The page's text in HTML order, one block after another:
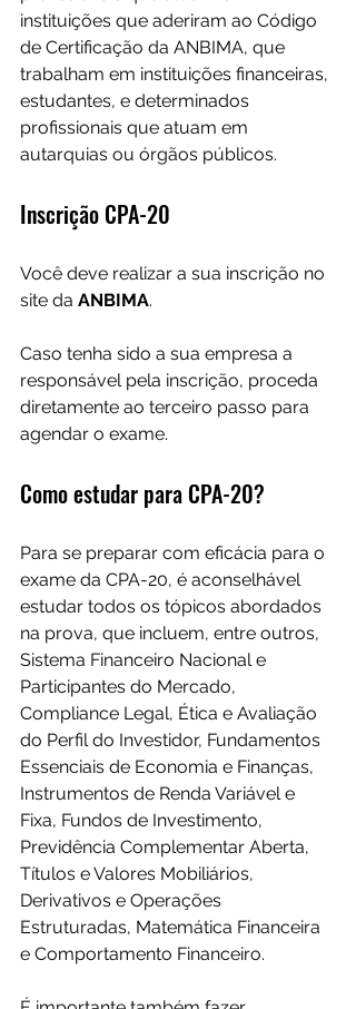
instituições que aderiram ao Código
de Certificação da ANBIMA, que
trabalham em instituições financeiras,
estudantes, e determinados
profissionais que atuam em
autarquias ou órgãos públicos.
Inscrição CPA-20
Você deve realizar a sua inscrição no
site da ANBIMA.
Caso tenha sido a sua empresa a
responsável pela inscrição, proceda
diretamente ao terceiro passo para
agendar o exame.
Como estudar para CPA-20?
Para se preparar com eficácia para o
exame da CPA-20, é aconselhável
estudar todos os tópicos abordados
na prova, que incluem, entre outros,
Sistema Financeiro Nacional e
Participantes do Mercado,
Compliance Legal, Ética e Avaliação
do Perfil do Investidor, Fundamentos
Essenciais de Economia e Finanças,
Instrumentos de Renda Variável e
Fixa, Fundos de Investimento,
Previdência Complementar Aberta,
Títulos e Valores Mobiliários,
Derivativos e Operações
Estruturadas, Matemática Financeira
e Comportamento Financeiro.